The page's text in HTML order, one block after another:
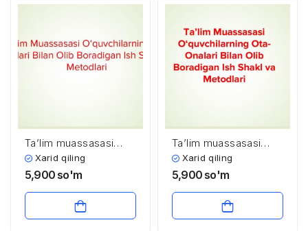
Ta’lim muassasasi
o‘quvchilarning ota-
onalari bilan olib
Xarid qiling
5,900 so'm
Ta’lim muassasasi
o‘quvchilarning ota-
onalari bilan olib
Xarid qiling
5,900 so'm